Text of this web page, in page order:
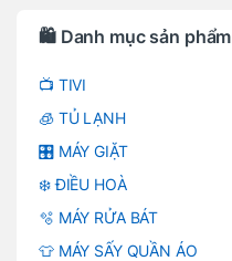
🛍️ Danh mục sản phẩm
📺 TIVI
🧊 TỦ LẠNH
🎛️ MÁY GIẶT
❄️ ĐIỀU HOÀ
🫧 MÁY RỬA BÁT
👕 MÁY SẤY QUẦN ÁO